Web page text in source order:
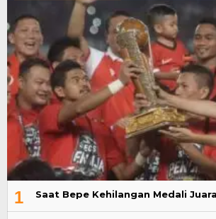
1 Saat Bepe Kehilangan Medali